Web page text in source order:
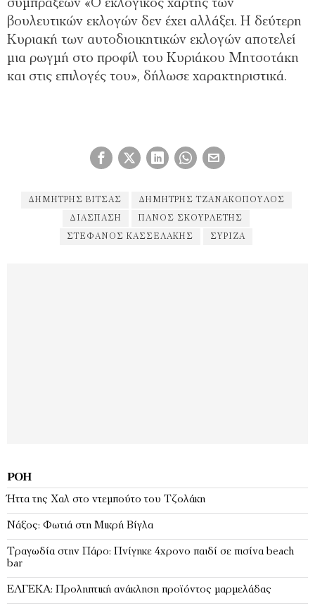
συμπράξεων «Ο εκλογικός χάρτης των
βουλευτικών εκλογών δεν έχει αλλάξει. Η δεύτερη
Κυριακή των αυτοδιοικητικών εκλογών αποτελεί
μια ρωγμή στο προφίλ του Κυριάκου Μητσοτάκη
και στις επιλογές του», δήλωσε χαρακτηριστικά.
ΔΗΜΉΤΡΗΣ ΒΊΤΣΑΣ ΔΗΜΗΤΡΗΣ ΤΖΑΝΑΚΌΠΟΥΛΟΣ
ΔΙΆΣΠΑΣΗ ΠΆΝΟΣ ΣΚΟΥΡΛΕΤΗΣ
ΣΤΈΦΑΝΟΣ ΚΑΣΣΕΛΆΚΗΣ ΣΥΡΙΖΑ
ΡΟΉ
Ήττα της Χαλ στο ντεμπούτο του Τζολάκη
Νάξος: Φωτιά στη Μικρή Βίγλα
Tραγωδία στην Πάρο: Πνίγηκε 4χρονο παιδί σε πισίνα beach
bar
ΕΛΓΕΚΑ: Προληπτική ανάκληση προϊόντος μαρμελάδας